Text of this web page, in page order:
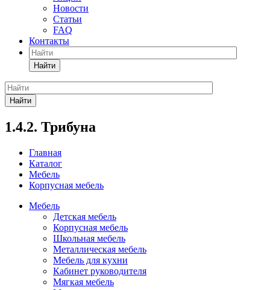
Новости
Статьи
FAQ
Контакты
Найти
Найти
1.4.2. Трибуна
Главная
Каталог
Мебель
Корпусная мебель
Мебель
Детская мебель
Корпусная мебель
Школьная мебель
Металлическая мебель
Мебель для кухни
Кабинет руководителя
Мягкая мебель